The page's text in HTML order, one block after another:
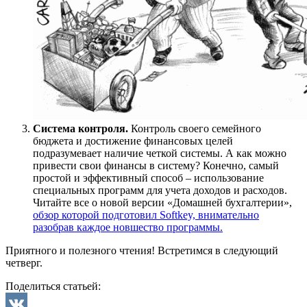
Система контроля. Контроль своего семейного
бюджета и достижение финансовых целей
подразумевает наличие четкой системы. А как можно
привести свои финансы в систему? Конечно, самый
простой и эффективный способ – использование
специальных программ для учета доходов и расходов.
Читайте все о новой версии «Домашней бухгалтерии»,
обзор которой подготовил Softkey, внимательно
разобрав каждое новшество программы.
Приятного и полезного чтения! Встретимся в следующий
четверг.
Поделиться статьей: